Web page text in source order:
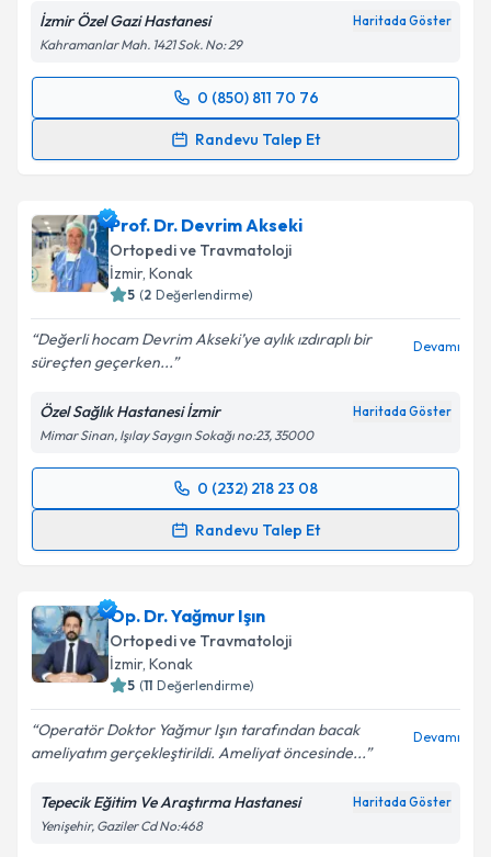
İzmir Özel Gazi Hastanesi Haritada Göster
Kahramanlar Mah. 1421 Sok. No: 29
0 (850) 811 70 76
Randevu Talep Et
Randevu Takvimi Talebi
takvim hazırlandığında e-posta ile bilgilendireceğiz.
E-posta Adresiniz
Kişisel verilerimin işlenmesine ilişkin
'ni okudum ve kişisel verilerimin belirtilen
kapsamda işlenmesini kabul ediyorum.
Takvim Talebini Gönder
Prof. Dr. Devrim Akseki
Ortopedi ve Travmatoloji
İzmir, Konak
5 (2 Değerlendirme)
Değerli hocam Devrim Akseki’ye aylık ızdıraplı bir
süreçten geçerken...
Devamı
Özel Sağlık Hastanesi İzmir Haritada Göster
Mimar Sinan, Işılay Saygın Sokağı no:23, 35000
0 (232) 218 23 08
Randevu Talep Et
Randevu Takvimi Talebi
takvim hazırlandığında e-posta ile bilgilendireceğiz.
E-posta Adresiniz
Kişisel verilerimin işlenmesine ilişkin
kapsamda işlenmesini kabul ediyorum.
Op. Dr. Yağmur Işın
Ortopedi ve Travmatoloji
İzmir, Konak
5 (11 Değerlendirme)
Operatör Doktor Yağmur Işın tarafından bacak
ameliyatım gerçekleştirildi. Ameliyat öncesinde...
Devamı
Tepecik Eğitim Ve Araştırma Hastanesi Haritada Göster
Yenişehir, Gaziler Cd No:468